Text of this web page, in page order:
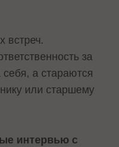
встреч.
за
а стараются
или старшему
интервью с